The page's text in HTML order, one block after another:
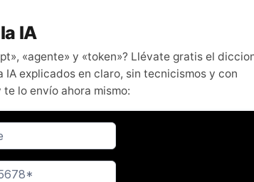
IA
«agente» y «token»? Llévate gratis el
IA explicados en claro, sin tecnicismos y con
lo envío ahora mismo: